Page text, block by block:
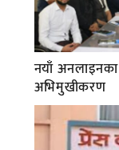
नयाँ
अभिमुखीकरण